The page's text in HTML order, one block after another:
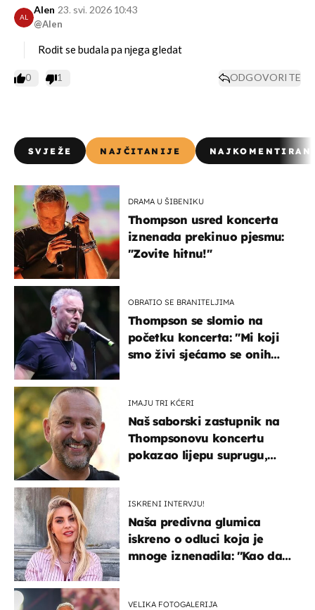
AL
Alen
@Alen
23. svi. 2026 10:43
Rodit se budala pa njega gledat
0 1 ODGOVORITE
SVJEŽE NAJČITANIJE
DRAMA U ŠIBENIKU
Thompson usred koncerta
iznenada prekinuo pjesmu:
"Zovite hitnu!"
OBRATIO SE BRANITELJIMA
Thompson se slomio na
početku koncerta: "Mi koji
smo živi sjećamo se onih
IMAJU TRI KĆERI
Naš saborski zastupnik na
Thompsonovu koncertu
pokazao lijepu suprugu,
ISKRENI INTERVJU!
Naša predivna glumica
iskreno o odluci koja je
mnoge iznenadila: ''Kao da
VELIKA FOTOGALERIJA